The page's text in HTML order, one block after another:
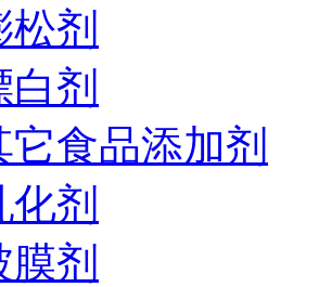
松剂
白剂
它食品添加剂
化剂
膜剂